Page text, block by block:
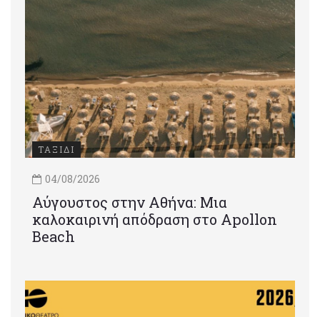
ΤΑΞΙΔΙ
04/08/2026
Αύγουστος στην Αθήνα: Μια
καλοκαιρινή απόδραση στο Apollon
Beach